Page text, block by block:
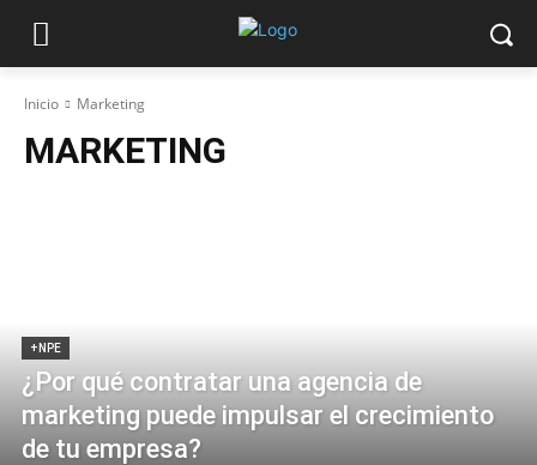
Inicio Marketing
MARKETING
+NPE
¿Por qué contratar una agencia de
marketing puede impulsar el crecimiento
de tu empresa?